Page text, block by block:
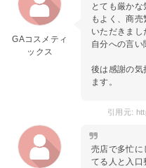
GAコスメティ
ックス
とても厳か
もよく、商
いただきまし
自分への言い
後は感謝の気
ます。
引用元:
売店で多忙に
てる人と入口